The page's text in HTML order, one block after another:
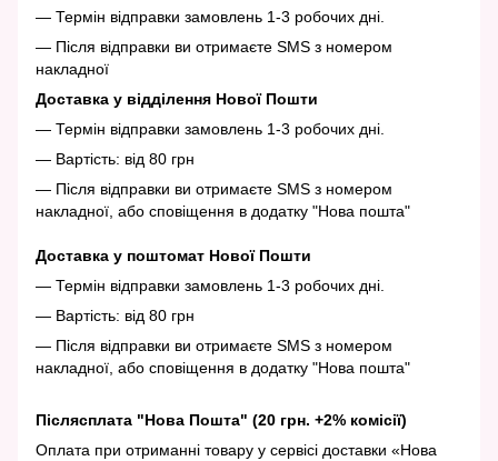
— Термін відправки замовлень 1-3 робочих дні.
— Після відправки ви отримаєте SMS з номером
накладної
Доставка у відділення Нової Пошти
— Термін відправки замовлень 1-3 робочих дні.
— Вартість: від 80 грн
— Після відправки ви отримаєте SMS з номером
накладної, або сповіщення в додатку "Нова пошта"
Доставка у поштомат Нової Пошти
— Термін відправки замовлень 1-3 робочих дні.
— Вартість: від 80 грн
— Після відправки ви отримаєте SMS з номером
накладної, або сповіщення в додатку "Нова пошта"
Післясплата "Нова Пошта" (20 грн. +2% комісії)
Оплата при отриманні товару у сервісі доставки «Нова